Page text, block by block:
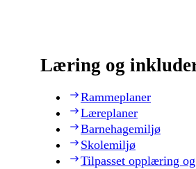
Læring og
Rammeplaner
Læreplaner
Barnehagemiljø
Skolemiljø
Tilpasset opplæring